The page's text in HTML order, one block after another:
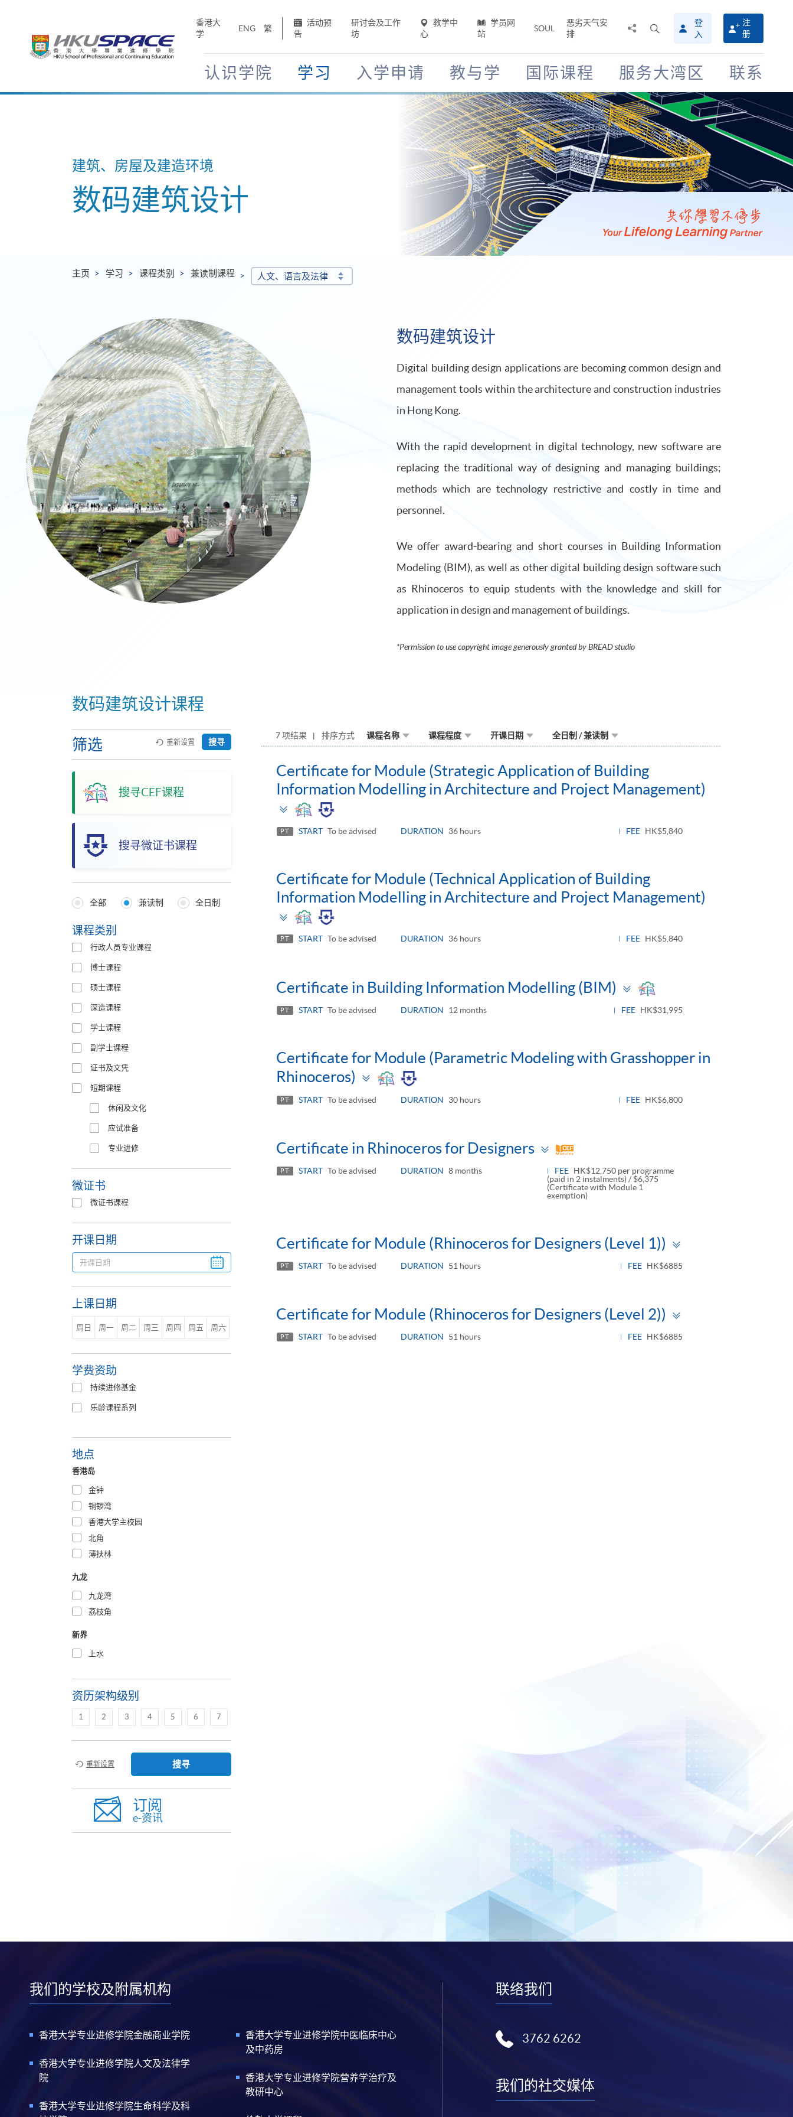
香港大
学
ENG 繁
活动预
告
研讨会及工作
坊
教学中
心
学员网
站
SOUL
恶劣天气安
排
搜
寻
介
面
登
入
注
册
认识学院 学习 入学申请 教与学 国际课程 服务大湾区 联系
Main
建筑、房屋及建造环境
数码建筑设计
主页 学习 课程类别 兼读制课程 人文、语言及法律
数码建筑设计
Digital building design applications are becoming common design and
management tools within the architecture and construction industries
in Hong Kong.
With the rapid development in digital technology, new software are
replacing the traditional way of designing and managing buildings;
methods which are technology restrictive and costly in time and
personnel.
We offer award-bearing and short courses in Building Information
Modeling (BIM), as well as other digital building design software such
as Rhinoceros to equip students with the knowledge and skill for
application in design and management of buildings.
*Permission to use copyright image generously granted by BREAD studio
数码建筑设计课程
筛选
搜寻CEF课程
搜寻微证书课程
重新设置 搜寻
Programmes
Type
全部 兼读制 全日制
课程类别
行政人员专业课程
博士课程
硕士课程
深造课程
学士课程
副学士课程
证书及文凭
短期课程
休闲及文化
应试准备
专业进修
微证书
微证书课程
开课日期
上课日期
周日 周一 周二 周三 周四 周五 周六
学费资助
持续进修基金
乐龄课程系列
地点
香港岛
金钟
铜锣湾
香港大学主校园
北角
薄扶林
九龙
九龙湾
荔枝角
新界
上水
资历架构级别
1 2 3 4 5 6 7
重新设置 搜寻
订阅
e-资讯
7 项结果 排序方式 课程名称 课程程度 开课日期 全日制 / 兼读制
Certificate for Module (Strategic Application of Building
Information Modelling in Architecture and Project Management)
Toggle
panel
PT START To be advised DURATION 36 hours FEE HK$5,840
Certificate for Module (Technical Application of Building
Information Modelling in Architecture and Project Management)
Toggle
panel
PT START To be advised DURATION 36 hours FEE HK$5,840
Certificate in Building Information Modelling (BIM)
Toggle
panel
PT START To be advised DURATION 12 months FEE HK$31,995
Certificate for Module (Parametric Modeling with Grasshopper in
Rhinoceros)
Toggle
panel
PT START To be advised DURATION 30 hours FEE HK$6,800
Certificate in Rhinoceros for Designers
Toggle
panel
PT START To be advised DURATION 8 months FEE HK$12,750 per programme
(paid in 2 instalments) / $6,375
(Certificate with Module 1
exemption)
Certificate for Module (Rhinoceros for Designers (Level 1))
PT START To be advised DURATION 51 hours FEE HK$6885
Certificate for Module (Rhinoceros for Designers (Level 2))
PT START To be advised DURATION 51 hours FEE HK$6885
我们的学校及附属机构
香港大学专业进修学院金融商业学院
香港大学专业进修学院人文及法律学
院
香港大学专业进修学院生命科学及科
香港大学专业进修学院中医临床中心
及中药房
香港大学专业进修学院营养学治疗及
教研中心
联络我们
3762 6262
我们的社交媒体